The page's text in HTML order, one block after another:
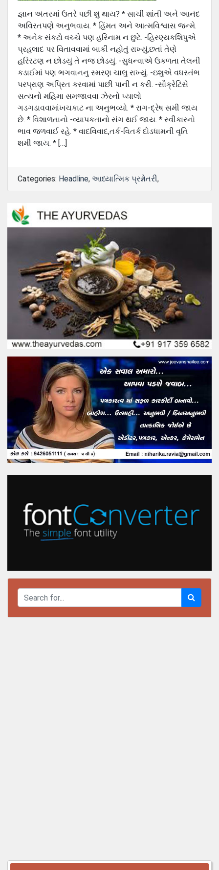
જ્ઞાન અંતરમાં ઉતરે પછી શું થાય? * સાચી શાંતી અને આનંદ
અવિરતપણે અનુભવાય. * હિંમત અને આત્મવિશ્વાસ જન્મે.
* અનેક સંકટો વચ્ચે પણ હરિનામ ન છુટે. -હિરણ્યકશિપુએ
પ્રહલાદ પર વિતાવવામાં બાકી નહોતું રાખ્યું,છતાં તેણે
હરિરટણ ન છોડયું તે નજ છોડયું. -સુધન્વાએ ઉકળતા તેલની
કડાઈમાં પણ ભગવાનનુ સ્મરણ ચાલુ રાખ્યું. -ઇશુએ વધસ્તંભ
પરપ્રાણ અપ્રિત કરવામાં પાછી પાની ન કરી. -સૌક્રેટિસે
સત્યનો મહિમા સમજાવવા ઝેરનો પ્યાલો
ગડગડાવવામાંખચકાટ ના અનુભવ્યો. * રાગ-દ્રેષ સમી જાય
છે. * વિશાળતાનો -વ્યાપકતાનો સંગ થઈ જાય. * સ્વીકારનો
ભાવ જળવાઈ રહે. * વાદવિવાદ,તર્ક-વિતર્ક દોડધામની વૃતિ
શમી જાય. * […]
Categories: Headline, આધ્યાત્મિક પ્રશ્નોતરી,